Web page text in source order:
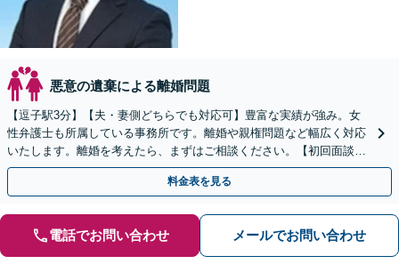
悪意の遺棄による離婚問題
【逗子駅3分】【夫・妻側どちらでも対応可】豊富な実績が強み。女
性弁護士も所属している事務所です。離婚や親権問題など幅広く対応
いたします。離婚を考えたら、まずはご相談ください。【初回面談無
料】【夜間・休日は予約で対応可】【法テラス可】
料金表を見る
電話でお問い合わせ メールでお問い合わせ